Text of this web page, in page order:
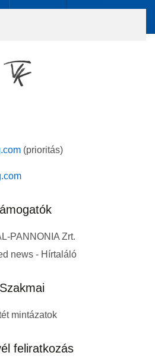
(prioritás)
PANNONIA Zrt.
news - Hírtaláló
Szakmai
mintázatok
feliratkozás